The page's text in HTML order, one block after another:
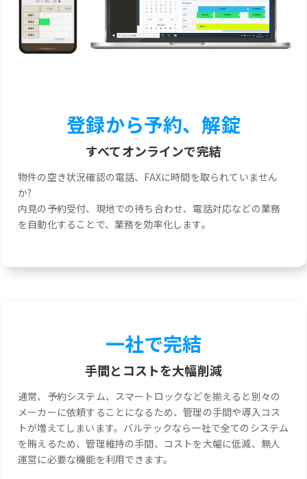
登録から予約、解錠
すべてオンラインで完結
物件の空き状況確認の電話、FAXに時間を取られていません
か?
内見の予約受付、現地での待ち合わせ、電話対応などの業務
を自動化することで、業務を効率化します。
一社で完結
手間とコストを大幅削減
通常、予約システム、スマートロックなどを揃えると別々の
メーカーに依頼することになるため、管理の手間や導入コス
トが増えてしまいます。バルテックなら一社で全てのシステム
を賄えるため、管理維持の手間、コストを大幅に低減、無人
運営に必要な機能を利用できます。